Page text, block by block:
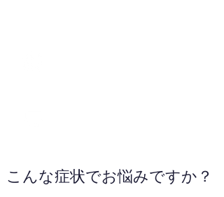
こんな症状でお悩みですか？